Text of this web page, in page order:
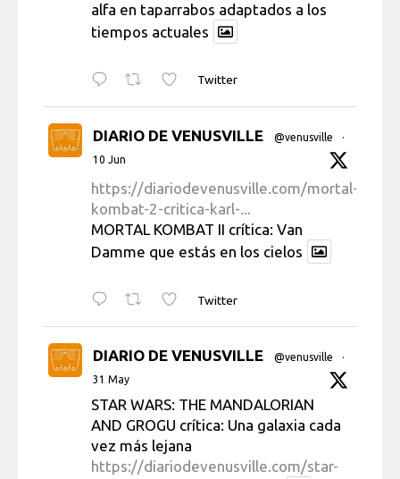
alfa en taparrabos adaptados a los
tiempos actuales
Twitter
DIARIO DE VENUSVILLE @venusville
·
10 Jun
https://diariodevenusville.com/mortal-
kombat-2-critica-karl-...
MORTAL KOMBAT II crítica: Van
Damme que estás en los cielos
Twitter
DIARIO DE VENUSVILLE @venusville
·
31 May
STAR WARS: THE MANDALORIAN
AND GROGU crítica: Una galaxia cada
vez más lejana
https://diariodevenusville.com/star-